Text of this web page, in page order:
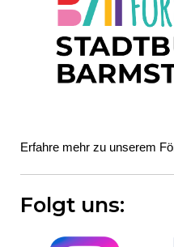
Erfahre mehr zu unserem
Folgt uns: